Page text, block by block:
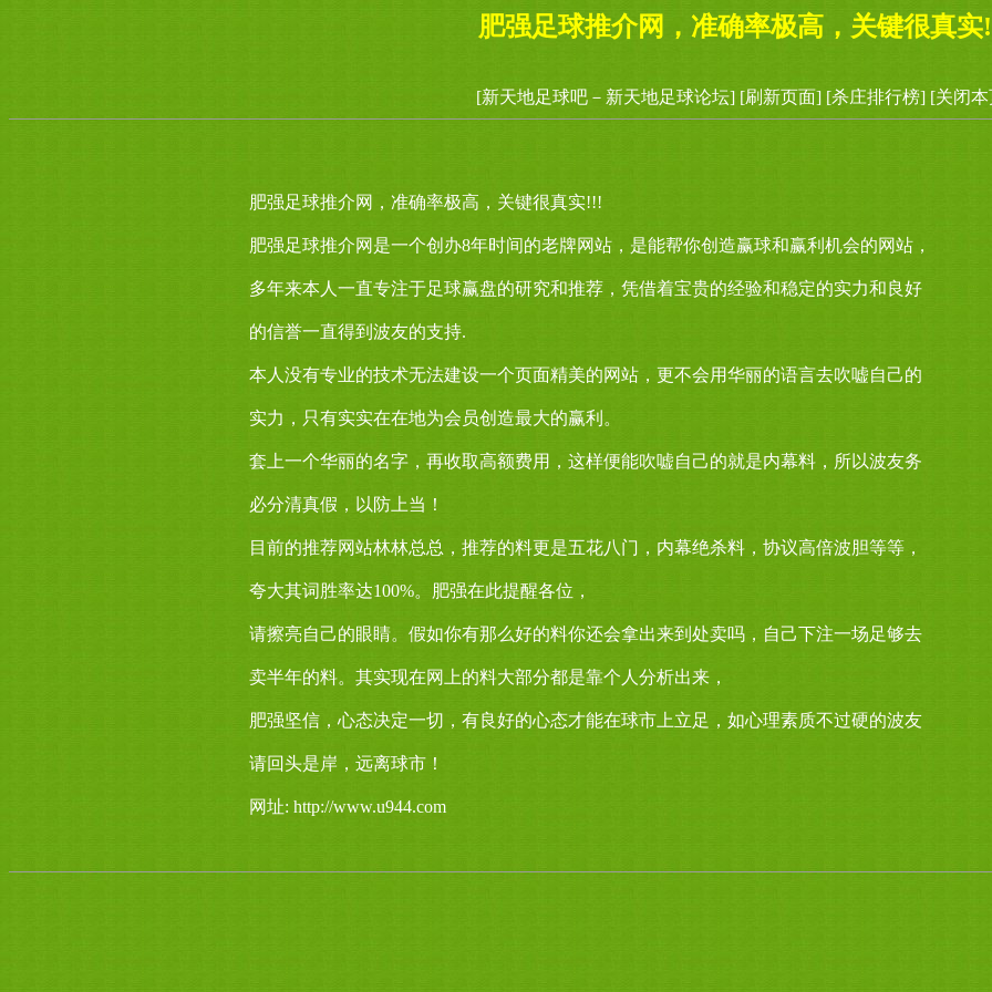
肥强足球推介网，准确率极高，关键很真
[新天地足球吧－新天地足球论坛] [刷新页面] [杀庄排行榜] [关闭
肥强足球推介网，准确率极高，关键很真实!!!
肥强足球推介网是一个创办8年时间的老牌网站，是能帮你创造赢球和赢利机会的网站，
多年来本人一直专注于足球赢盘的研究和推荐，凭借着宝贵的经验和稳定的实力和良好
的信誉一直得到波友的支持.
本人没有专业的技术无法建设一个页面精美的网站，更不会用华丽的语言去吹嘘自己的
实力，只有实实在在地为会员创造最大的赢利。
套上一个华丽的名字，再收取高额费用，这样便能吹嘘自己的就是内幕料，所以波友务
必分清真假，以防上当！
目前的推荐网站林林总总，推荐的料更是五花八门，内幕绝杀料，协议高倍波胆等等，
夸大其词胜率达100%。肥强在此提醒各位，
请擦亮自己的眼睛。假如你有那么好的料你还会拿出来到处卖吗，自己下注一场足够去
卖半年的料。其实现在网上的料大部分都是靠个人分析出来，
肥强坚信，心态决定一切，有良好的心态才能在球市上立足，如心理素质不过硬的波友
请回头是岸，远离球市！
网址: http://www.u944.com